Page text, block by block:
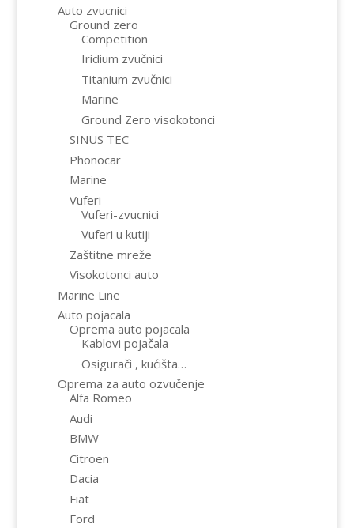
Auto zvucnici
Ground zero
Competition
Iridium zvučnici
Titanium zvučnici
Marine
Ground Zero visokotonci
SINUS TEC
Phonocar
Marine
Vuferi
Vuferi-zvucnici
Vuferi u kutiji
Zaštitne mreže
Visokotonci auto
Marine Line
Auto pojacala
Oprema auto pojacala
Kablovi pojačala
Osigurači , kućišta…
Oprema za auto ozvučenje
Alfa Romeo
Audi
BMW
Citroen
Dacia
Fiat
Ford